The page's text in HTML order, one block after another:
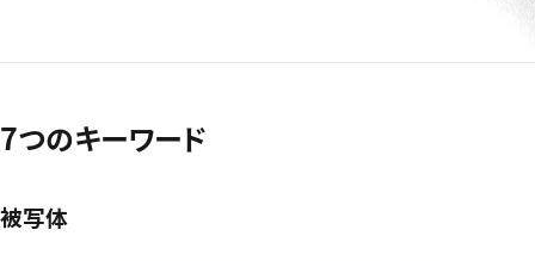
7つのキーワード
被写体